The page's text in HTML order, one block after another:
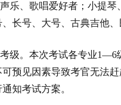
乐、歌唱爱好者；小提琴
长号、大号、古典吉他
级。本次考试各专业1—6
预见因素导致考官无法
知考试方案。